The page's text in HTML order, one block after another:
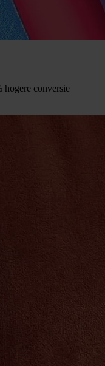
hogere conversie